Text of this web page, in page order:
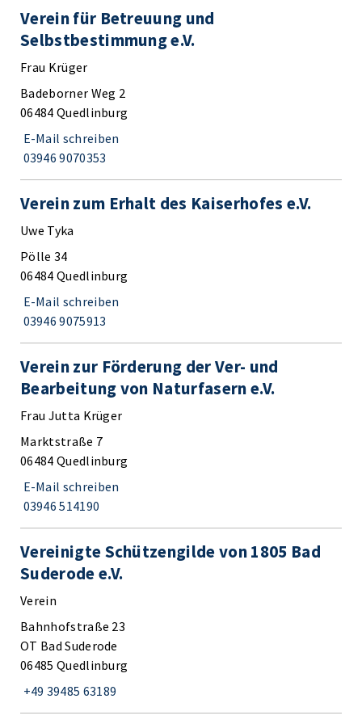
Verein für Betreuung und
Selbstbestimmung e.V.
Frau Krüger
Badeborner Weg 2
06484 Quedlinburg
E-Mail schreiben
03946 9070353
Verein zum Erhalt des Kaiserhofes e.V.
Uwe Tyka
Pölle 34
06484 Quedlinburg
E-Mail schreiben
03946 9075913
Verein zur Förderung der Ver- und
Bearbeitung von Naturfasern e.V.
Frau Jutta Krüger
Marktstraße 7
06484 Quedlinburg
E-Mail schreiben
03946 514190
Vereinigte Schützengilde von 1805 Bad
Suderode e.V.
Verein
Bahnhofstraße 23
OT Bad Suderode
06485 Quedlinburg
+49 39485 63189